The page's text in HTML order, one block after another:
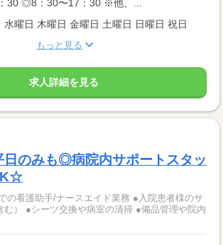
30 ◎8：30〜17：30 ※他、...
水曜日 木曜日 金曜日 土曜日 日曜日 祝日
もっと見る
求人詳細を見る
日のみも◎病院内サポートスタッ
助手/ナースエイド業務 ●入院患者様のサ
む） ●シーツ交換や病室の清掃 ●備品管理や院内